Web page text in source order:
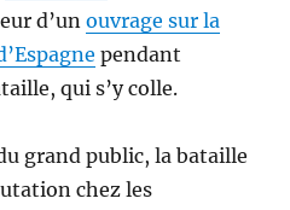
d’unouvrage sur la
pendant
qui s’y colle.
grand public, la bataille
chez les